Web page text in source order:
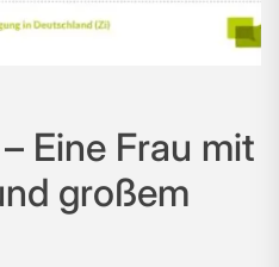
Eine Frau mit
großem